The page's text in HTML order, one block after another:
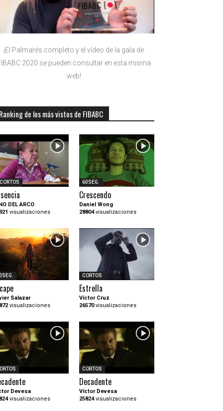
¡El Palmarés completo y el vídeo de la gala de
2020 se pueden consultar en esta misma
web!
de los más vistos de FIBABC
DEL ARCO
visualizaciones
60SEG.
Crescendo
Daniel Wong
28804visualizaciones
Salazar
visualizaciones
CORTOS
Estrella
Víctor Cruz
26570visualizaciones
Devesa
visualizaciones
CORTOS
Decadente
Víctor Devesa
25824visualizaciones